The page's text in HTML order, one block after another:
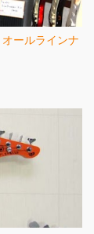
ールラインナ